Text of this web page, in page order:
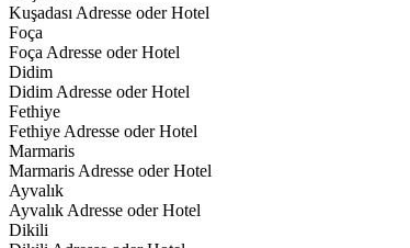
Kuşadası Adresse oder Hotel
Foça
Foça Adresse oder Hotel
Didim
Didim Adresse oder Hotel
Fethiye
Fethiye Adresse oder Hotel
Marmaris
Marmaris Adresse oder Hotel
Ayvalık
Ayvalık Adresse oder Hotel
Dikili